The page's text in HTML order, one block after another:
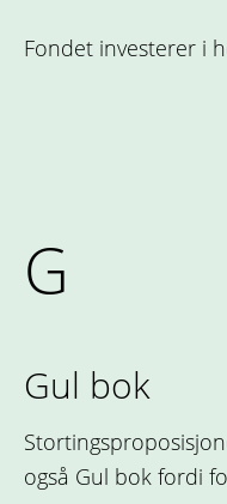
Fondet investerer i
G
Gul bok
også Gul bok fordi